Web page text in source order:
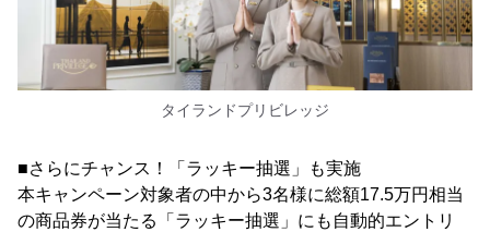
タイランドプリビレッジ
■さらにチャンス！「ラッキー抽選」も実施
本キャンペーン対象者の中から3名様に総額17.5万円相当
の商品券が当たる「ラッキー抽選」にも自動的エントリ